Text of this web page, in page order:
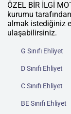
ÖZEL BİR İLGİ
kurumu
almak istediğiniz
ulaşabilirsiniz.
G Sınıfı Ehliyet
D Sınıfı Ehliyet
C Sınıfı Ehliyet
BE Sınıfı Ehliyet